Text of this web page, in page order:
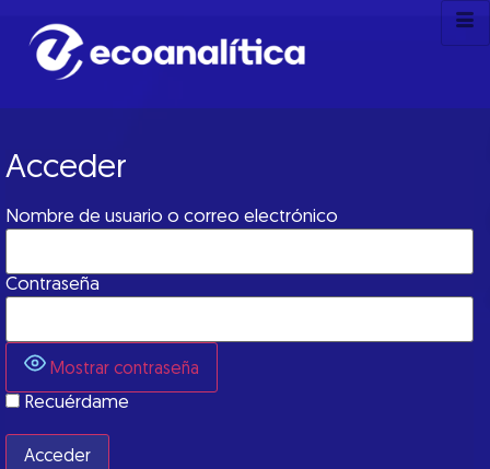
Acceder
Nombre de usuario o correo electrónico
Contraseña
Mostrar contraseña
Recuérdame